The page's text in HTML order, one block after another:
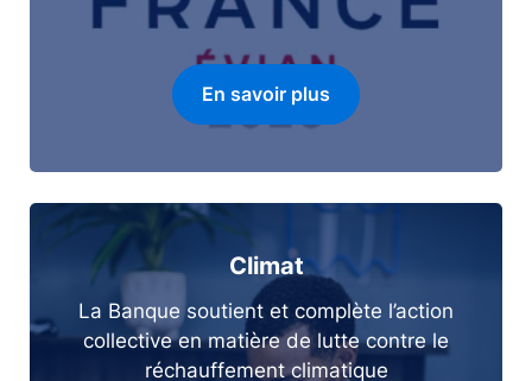
En savoir plus
Climat
La Banque soutient et complète l’action
collective en matière de lutte contre le
réchauffement climatique